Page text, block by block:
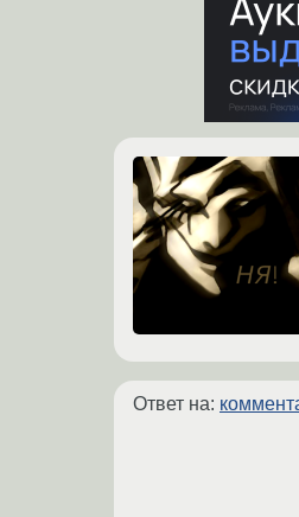
Ответ на: